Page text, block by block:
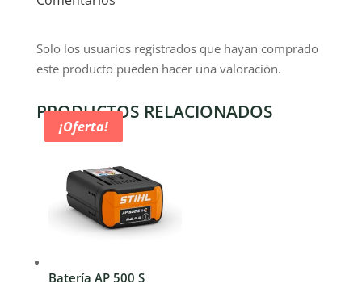
Solo los usuarios registrados que hayan comprado
este producto pueden hacer una valoración.
PRODUCTOS RELACIONADOS
¡Oferta!
Batería AP 500 S
¡Oferta!
¡Oferta!
¡Oferta!